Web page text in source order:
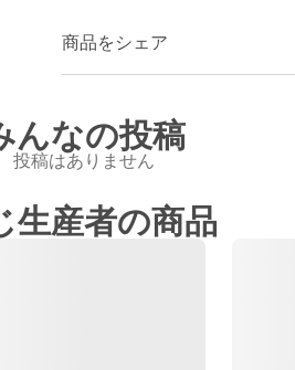
商品をシェア
んなの投稿
投稿はありません
生産者の商品